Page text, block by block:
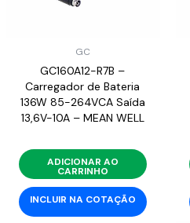
GC
GC160A12-R7B –
Carregador de Bateria
136W 85-264VCA Saída
13,6V-10A – MEAN WELL
ADICIONAR AO
CARRINHO
INCLUIR NA COTAÇÃO